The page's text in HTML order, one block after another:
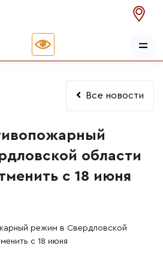
Все новости
области
с 18 июня
режим в Свердловской
с 18 июня